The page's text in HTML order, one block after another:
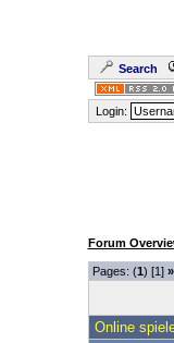
Search
Login:
Forum
Pages: (1) [1] »
Online